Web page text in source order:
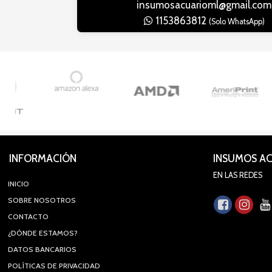
insumosacuarioml@gmail.com
1153863812 (Solo WhatsApp)
INFORMACIÓN
INICIO
SOBRE NOSOTROS
CONTACTO
¿DÓNDE ESTAMOS?
DATOS BANCARIOS
POLÍTICAS DE PRIVACIDAD
INSUMOS
EN LAS REDES